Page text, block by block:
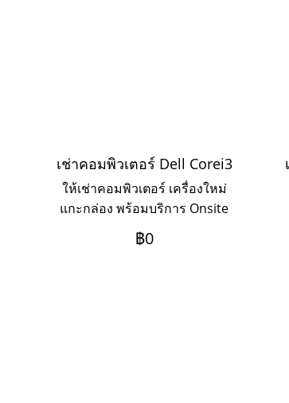
เช่าคอมพิวเตอร์ Dell Corei3
ให้เช่าคอมพิวเตอร์ เครื่องใหม่
แกะกล่อง พร้อมบริการ Onsite
Service แบบรายวัน รายสัปดาห์
รายเดือน รายปี
฿0